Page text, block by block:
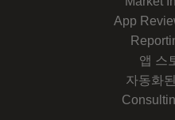
App
앱 스
자동화